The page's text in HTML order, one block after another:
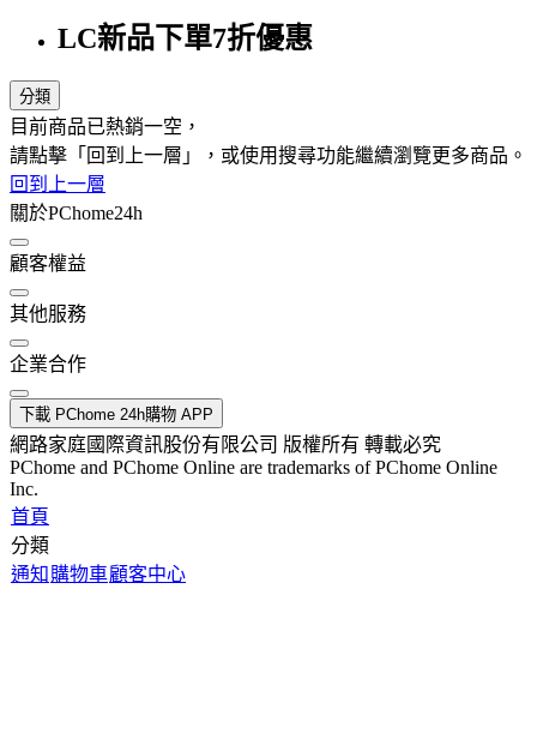
LC新品下單7折優惠
分類
目前商品已熱銷一空，
請點擊「回到上一層」，或使用搜尋功能繼續瀏覽更多商品。
回到上一層
關於PChome24h
顧客權益
其他服務
企業合作
下載 PChome 24h購物 APP
網路家庭國際資訊股份有限公司 版權所有 轉載必究
PChome and PChome Online are trademarks of PChome Online
Inc.
首頁
分類
通知 購物車顧客中心